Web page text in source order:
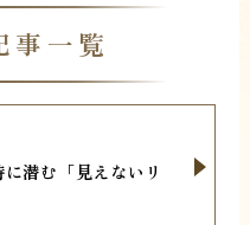
事一覧
潜む「見えないリ